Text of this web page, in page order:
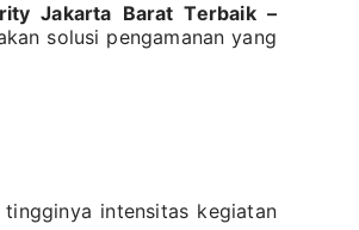
Jakarta Barat Terbaik –
solusi pengamanan yang
intensitas kegiatan